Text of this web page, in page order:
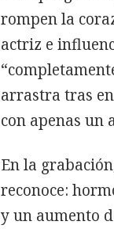
rompen la
actriz e
arrastra tras
con apenas un
En la
reconoce:
y un aumento